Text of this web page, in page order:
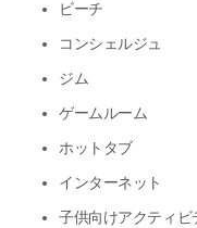
ビーチ
コンシェルジュ
ジム
ゲームルーム
ホットタブ
インターネット
子供向けアクティビ